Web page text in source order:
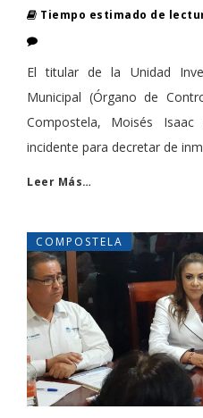
Tiempo estimado de
El titular de la Unidad
Municipal (Órgano de
Compostela, Moisés
incidente para decretar de
Leer Más…
COMPOSTELA